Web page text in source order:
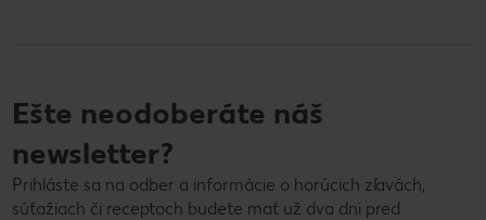
Ešte neodoberáte náš
newsletter?
Prihláste sa na odber a informácie o horúcich zľavách,
súťažiach či receptoch budete mať už dva dni pred